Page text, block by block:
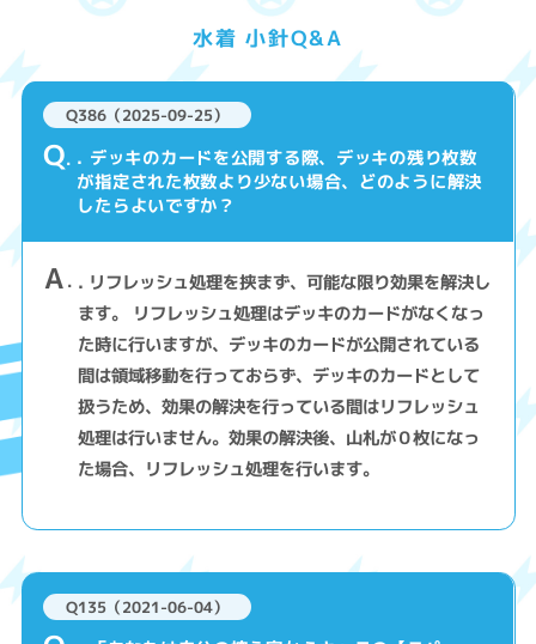
水着 小針Q&A
Q386（2025-09-25）
Q . デッキのカードを公開する際、デッキの残り枚数
が指定された枚数より少ない場合、どのように解決
したらよいですか？
A . リフレッシュ処理を挟まず、可能な限り効果を解決し
ます。 リフレッシュ処理はデッキのカードがなくなっ
た時に行いますが、デッキのカードが公開されている
間は領域移動を行っておらず、デッキのカードとして
扱うため、効果の解決を行っている間はリフレッシュ
処理は行いません。効果の解決後、山札が０枚になっ
た場合、リフレッシュ処理を行います。
Q135（2021-06-04）